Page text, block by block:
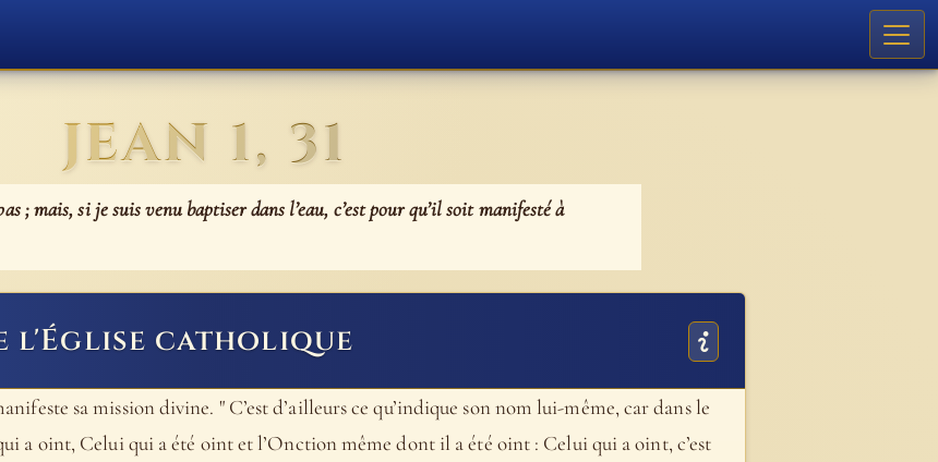
JEAN 1, 31
; mais, si je suis venu baptiser dans l’eau, c’est pour qu’il soit manifesté à
l'Église catholique
sa mission divine. " C’est d’ailleurs ce qu’indique son nom lui-même, car dans le
a oint, Celui qui a été oint et l’Onction même dont il a été oint : Celui qui a oint, c’est